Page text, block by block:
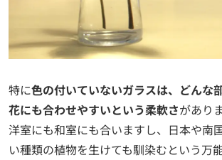
特に色の付いていないガラスは、どんな
花にも合わせやすいという柔軟さがあり
洋室にも和室にも合いますし、日本や南
い種類の植物を生けても馴染むという万